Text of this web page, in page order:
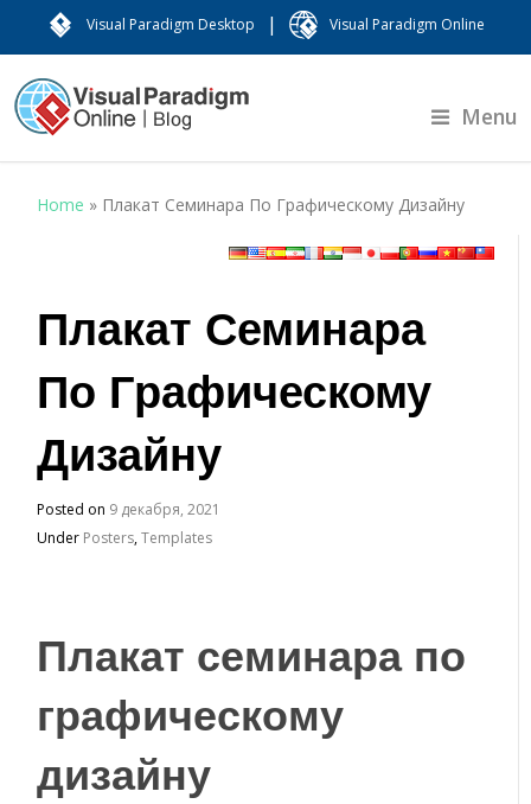
Visual Paradigm Desktop | Visual Paradigm Online
Menu
Home » Плакат Семинара По Графическому Дизайну
Плакат Семинара
По Графическому
Дизайну
Posted on 9 декабря, 2021
Under Posters,Templates
Плакат семинара по
графическому
дизайну